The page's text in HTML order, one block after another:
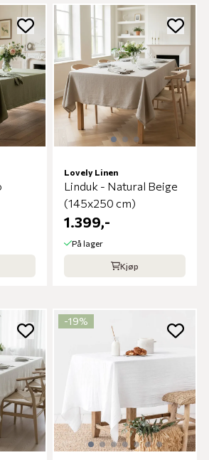
Lovely Linen
Linduk - Natural Beige
(145x250 cm)
1.399,-
På lager
Kjøp
-19%